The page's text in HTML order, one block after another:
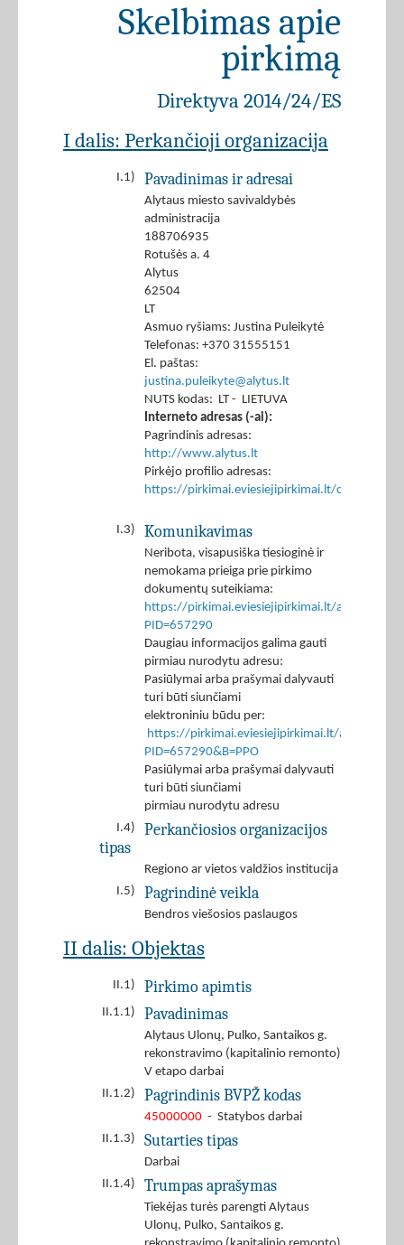
Skelbimas apie
pirkimą
Direktyva 2014/24/ES
I dalis: Perkančioji organizacija
I.1) Pavadinimas ir adresai
Alytaus miesto savivaldybės
administracija
188706935
Rotušės a. 4
Alytus
62504
LT
Asmuo ryšiams: Justina Puleikytė
Telefonas: +370 31555151
El. paštas:
justina.puleikyte@alytus.lt
NUTS kodas: LT - LIETUVA
Interneto adresas (-ai):
Pagrindinis adresas:
http://www.alytus.lt
Pirkėjo profilio adresas:
https://pirkimai.eviesiejipirkimai.lt/ctm/
I.3) Komunikavimas
Neribota, visapusiška tiesioginė ir
nemokama prieiga prie pirkimo
dokumentų suteikiama:
https://pirkimai.eviesiejipirkimai.lt/app/rfq/
PID=657290
Daugiau informacijos galima gauti
pirmiau nurodytu adresu:
Pasiūlymai arba prašymai dalyvauti
turi būti siunčiami
elektroniniu būdu per:
https://pirkimai.eviesiejipirkimai.lt/app/rfq/
PID=657290&B=PPO
Pasiūlymai arba prašymai dalyvauti
turi būti siunčiami
pirmiau nurodytu adresu
I.4)
Perkančiosios organizacijos
tipas
Regiono ar vietos valdžios institucija
I.5)
Pagrindinė veikla
Bendros viešosios paslaugos
II dalis: Objektas
II.1) Pirkimo apimtis
II.1.1) Pavadinimas
Alytaus Ulonų, Pulko, Santaikos g.
rekonstravimo (kapitalinio remonto)
V etapo darbai
II.1.2)
Pagrindinis BVPŽ kodas
45000000 - Statybos darbai
II.1.3)
Sutarties tipas
Darbai
II.1.4)
Trumpas aprašymas
Tiekėjas turės parengti Alytaus
Ulonų, Pulko, Santaikos g.